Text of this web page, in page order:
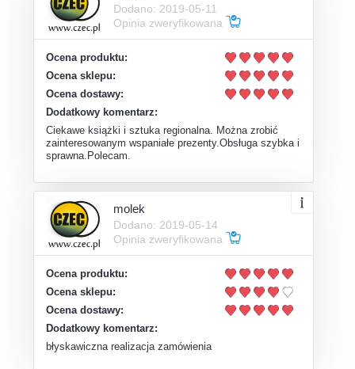
Dodano: 2019-05-11
Opinia zweryfikowana
Ocena produktu:
Ocena sklepu:
Ocena dostawy:
Dodatkowy komentarz:
Ciekawe książki i sztuka regionalna. Można zrobić
zainteresowanym wspaniałe prezenty.Obsługa szybka i
sprawna.Polecam.
molek
Dodano: 2019-05-14
Opinia zweryfikowana
Ocena produktu:
Ocena sklepu:
Ocena dostawy:
Dodatkowy komentarz:
błyskawiczna realizacja zamówienia